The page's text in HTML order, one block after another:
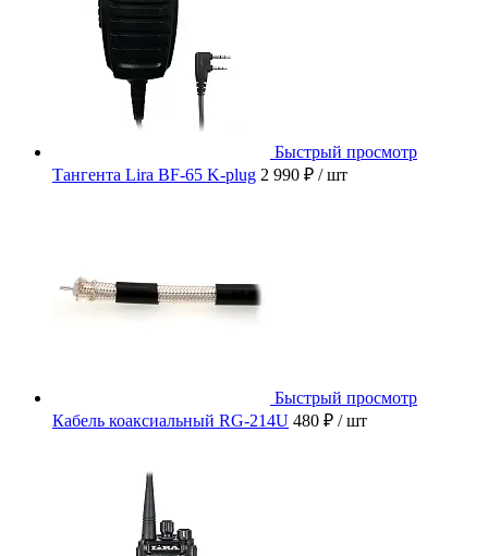
Быстрый просмотр
Тангента Lira BF-65 K-plug 2 990 ₽ / шт
Быстрый просмотр
Кабель коаксиальный RG-214U 480 ₽ / шт